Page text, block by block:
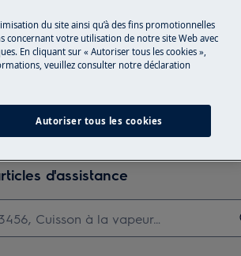
Cuisson
d'assistance
du site ainsi qu’à des fins promotionnelles
votre utilisation de notre site Web avec
En cliquant sur « Autoriser tous les cookies »,
veuillez consulter notre déclaration
Autoriser tous les cookies